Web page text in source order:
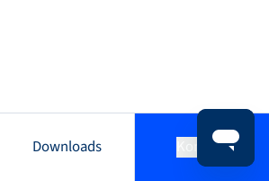
Downloads Kontakt